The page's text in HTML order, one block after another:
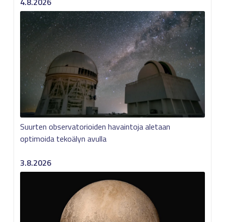
Suurten observatorioiden havaintoja aletaan
optimoida tekoälyn avulla
3.8.2026